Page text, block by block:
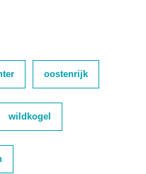
oostenrijk
wildkogel